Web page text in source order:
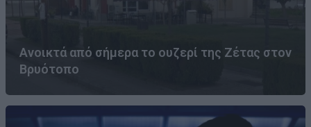
Ανοικτά από σήμερα το ουζερί της Ζέτας στον
Βρυότοπο